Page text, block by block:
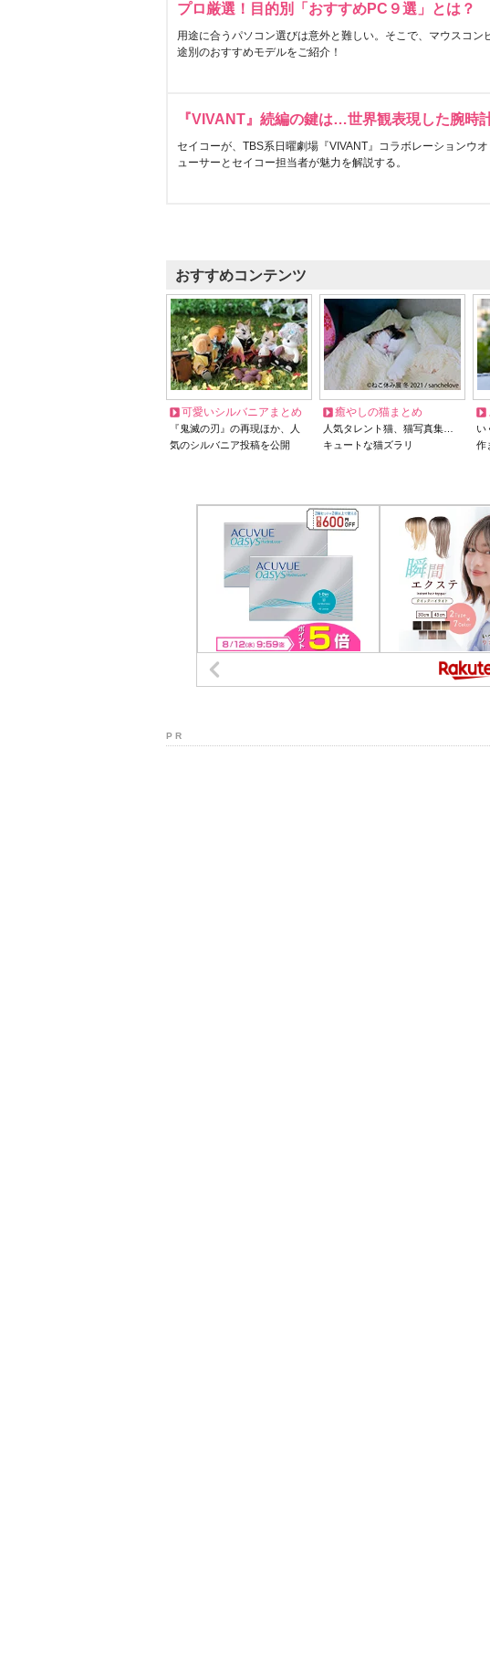
プロ厳選！目的別「おすすめPC９選」とは？
用途に合うパソコン選びは意外と難しい。そこで、マウスコン
途別のおすすめモデルをご紹介！
『VIVANT』続編の鍵は…世界観表現した腕時
セイコーが、TBS系日曜劇場『VIVANT』コラボレーションウ
ューサーとセイコー担当者が魅力を解説する。
おすすめコンテンツ
可愛いシルバニアまとめ
『鬼滅の刃』の再現ほか、人
気のシルバニア投稿を公開
癒やしの猫まとめ
人気タレント猫、猫写真集…
キュートな猫ズラリ
い
作
P R